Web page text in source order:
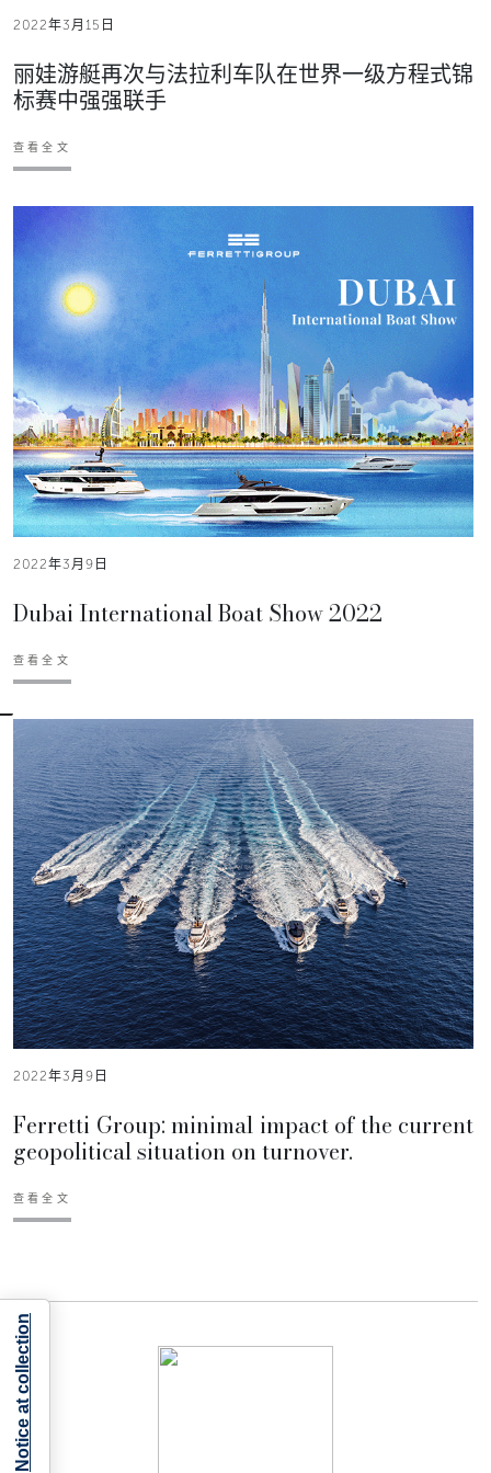
2022年3月15日
丽娃游艇再次与法拉利车队在世界一级方程式锦
标赛中强强联手
查看全文
2022年3月9日
Dubai International Boat Show 2022
查看全文
2022年3月9日
Ferretti Group: minimal impact of the current
geopolitical situation on turnover.
查看全文
Notice at collection